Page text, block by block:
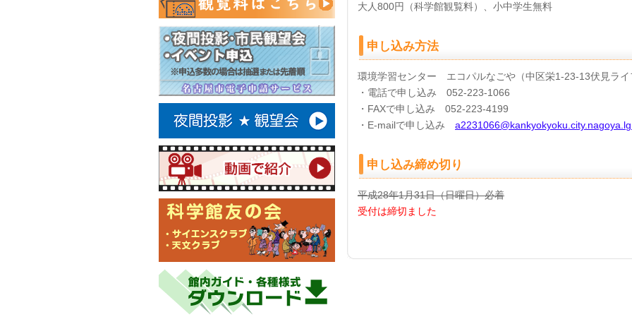
大人800円（科学館観覧料）、小中学生無料
申し込み方法
環境学習センター エコパルなごや（中区栄1-23-13伏見ラ
・電話で申し込み 052-223-1066
・FAXで申し込み 052-223-4199
・E-mailで申し込み
申し込み締め切り
平成28年1月31日（日曜日）必着
受付は締切ました